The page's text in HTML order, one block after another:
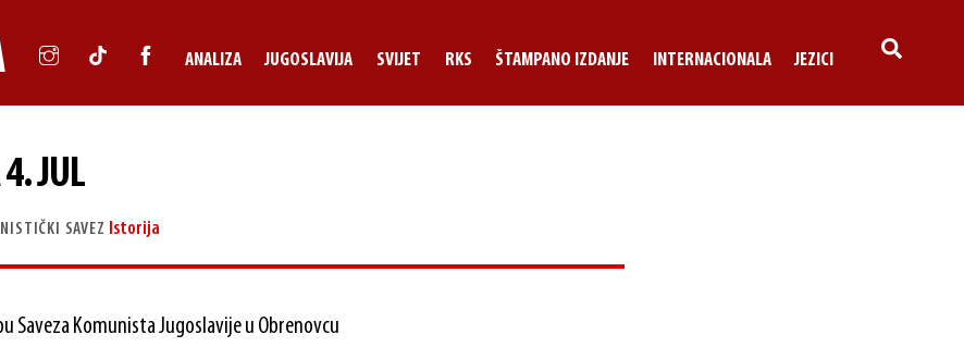
ANALIZA JUGOSLAVIJA SVIJET RKS ŠTAMPANO IZDANJE INTERNACIONALA JEZICI
4. JUL
SAVEZ Istorija
Saveza Komunista Jugoslavije u Obrenovcu